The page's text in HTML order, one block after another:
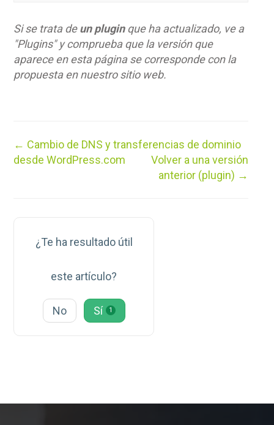
Si se trata deun pluginque ha actualizado, ve a
"Plugins" y comprueba que la versión que
aparece en esta página se corresponde con la
propuesta en nuestro sitio web.
Navegación
de
← Cambio de DNS y transferencias de dominio
desde WordPress.com
Volver a una versión
anterior (plugin) →
¿Te ha resultado útil
este artículo?
No Sí 1